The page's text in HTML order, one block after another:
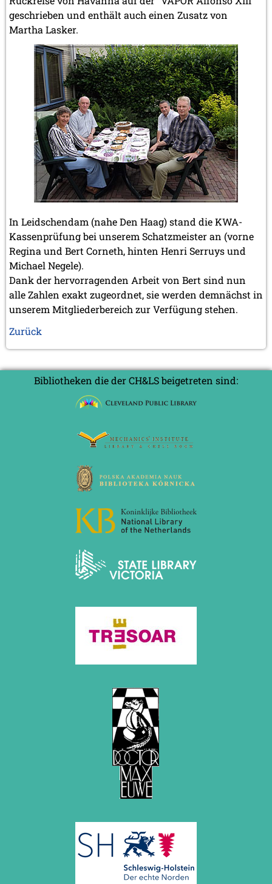
geschrieben und enthält auch einen Zusatz von
Martha Lasker.
In Leidschendam (nahe Den Haag) stand die KWA-
Kassenprüfung bei unserem Schatzmeister an (vorne
Regina und Bert Corneth, hinten Henri Serruys und
Michael Negele).
Dank der hervorragenden Arbeit von Bert sind nun
alle Zahlen exakt zugeordnet, sie werden demnächst in
unserem Mitgliederbereich zur Verfügung stehen.
Zurück
Bibliotheken die der CH&LS beigetreten sind: